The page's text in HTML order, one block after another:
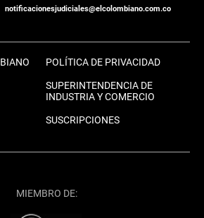
notificacionesjudiciales@elcolombiano.com.co
POLÍTICA DE PRIVACIDAD
SUPERINTENDENCIA DE
INDUSTRIA Y COMERCIO
SUSCRIPCIONES
MIEMBRO DE: